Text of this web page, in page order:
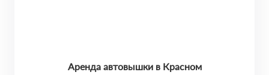
Аренда автовышки в Красном